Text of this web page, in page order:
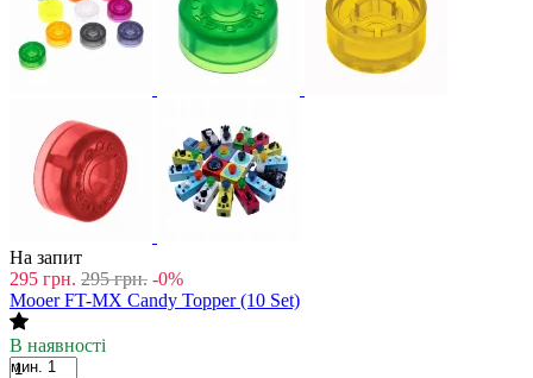
На запит
295 грн. 295 грн. -0%
Mooer FT-MX Candy Topper (10 Set)
В наявності
мин. 1